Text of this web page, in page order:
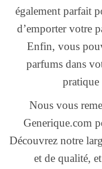
également parfait
d’emporter votre
Enfin, vous
parfums dans
pratique
Nous vous
Generique.com
Découvrez notre
et de qualité,